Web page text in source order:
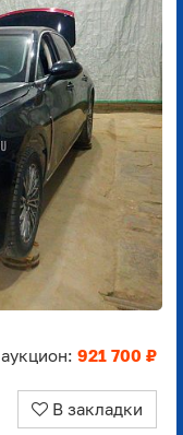
аукцион: 921 700 ₽
В закладки